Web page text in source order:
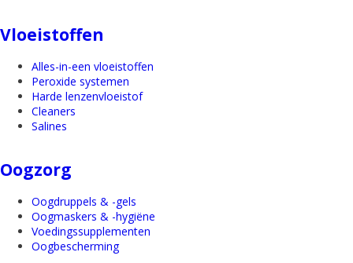
Vloeistoffen
Alles-in-een vloeistoffen
Peroxide systemen
Harde lenzenvloeistof
Cleaners
Salines
Oogzorg
Oogdruppels & -gels
Oogmaskers & -hygiëne
Voedingssupplementen
Oogbescherming